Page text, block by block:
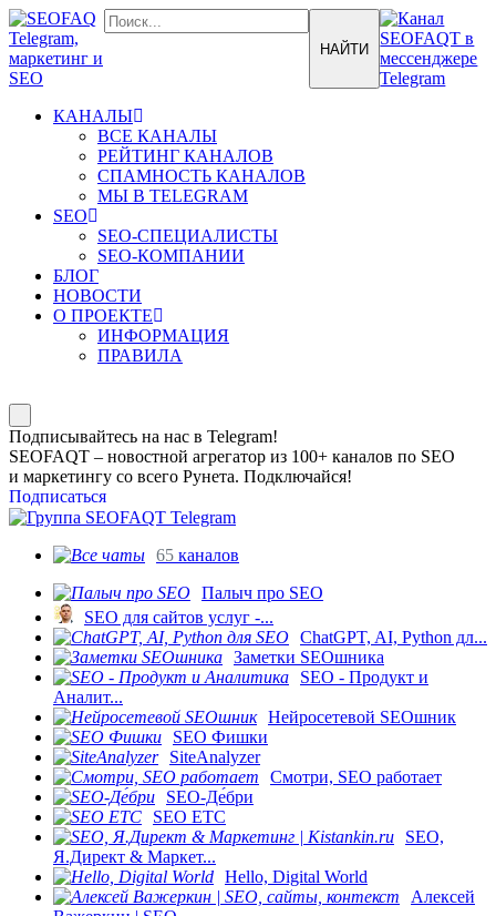
КАНАЛЫ
ВСЕ КАНАЛЫ
РЕЙТИНГ КАНАЛОВ
СПАМНОСТЬ КАНАЛОВ
МЫ В TELEGRAM
SEO
SEO-СПЕЦИАЛИСТЫ
SEO-КОМПАНИИ
БЛОГ
НОВОСТИ
О ПРОЕКТЕ
ИНФОРМАЦИЯ
ПРАВИЛА
Подписывайтесь на нас в Telegram!
SEOFAQT – новостной агрегатор из 100+ каналов по SEO
и маркетингу со всего Рунета. Подключайся!
Подписаться
65 каналов
Палыч про SEO
SEO для сайтов услуг -...
ChatGPT, AI, Python дл...
Заметки SEOшника
SEO - Продукт и
Аналит...
Нейросетевой SEOшник
SEO Фишки
SiteAnalyzer
Смотри, SEO работает
SEO-Де́бри
SEO ETC
SEO,
Я.Директ & Маркет...
Hello, Digital World
Алексей